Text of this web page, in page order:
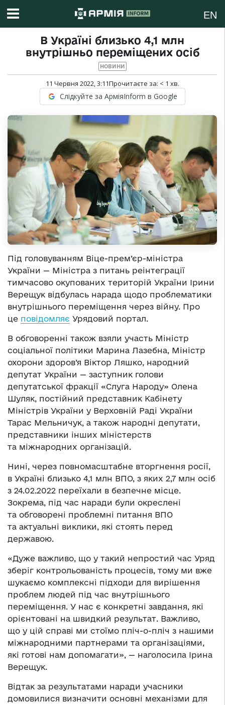
EN
В Україні близько 4,1 млн
внутрішньо переміщених осіб
НОВИНИ
11 Червня 2022, 3:11Прочитаєте за: < 1 хв.
Слідкуйте за АрміяInform в Google
Під головуванням Віце-прем’єр-міністра
України — Міністра з питань реінтеграції
тимчасово окупованих територій України Ірини
Верещук відбулась нарада щодо проблематики
внутрішнього переміщення через війну. Про
це повідомляє Урядовий портал.
В обговоренні також взяли участь Міністр
соціальної політики Марина Лазебна, Міністр
охорони здоров’я Віктор Ляшко, народний
депутат України — заступник голови
депутатської фракції «Слуга Народу» Олена
Шуляк, постійний представник Кабінету
Міністрів України у Верховній Раді України
Тарас Мельничук, а також народні депутати,
представники інших міністерств
та міжнародних організацій.
Нині, через повномасштабне вторгнення росії,
в Україні близько 4,1 млн ВПО, з яких 2,7 млн осіб
з 24.02.2022 переїхали в безпечне місце.
Зокрема, під час наради були окреслені
та обговорені проблемні питання ВПО
та актуальні виклики, які стоять перед
державою.
«Дуже важливо, що у такий непростий час Уряд
зберіг контрольованість процесів, тому ми вже
шукаємо комплексні підходи для вирішення
проблем людей під час внутрішнього
переміщення. У нас є конкретні завдання, які
орієнтовані на швидкий результат. Важливо,
що у цій справі ми стоїмо пліч-о-пліч з нашими
міжнародними партнерами та організаціями,
які готові нам допомагати», — наголосила Ірина
Верещук.
Відтак за результатами наради учасники
домовилися визначити основні механізми для